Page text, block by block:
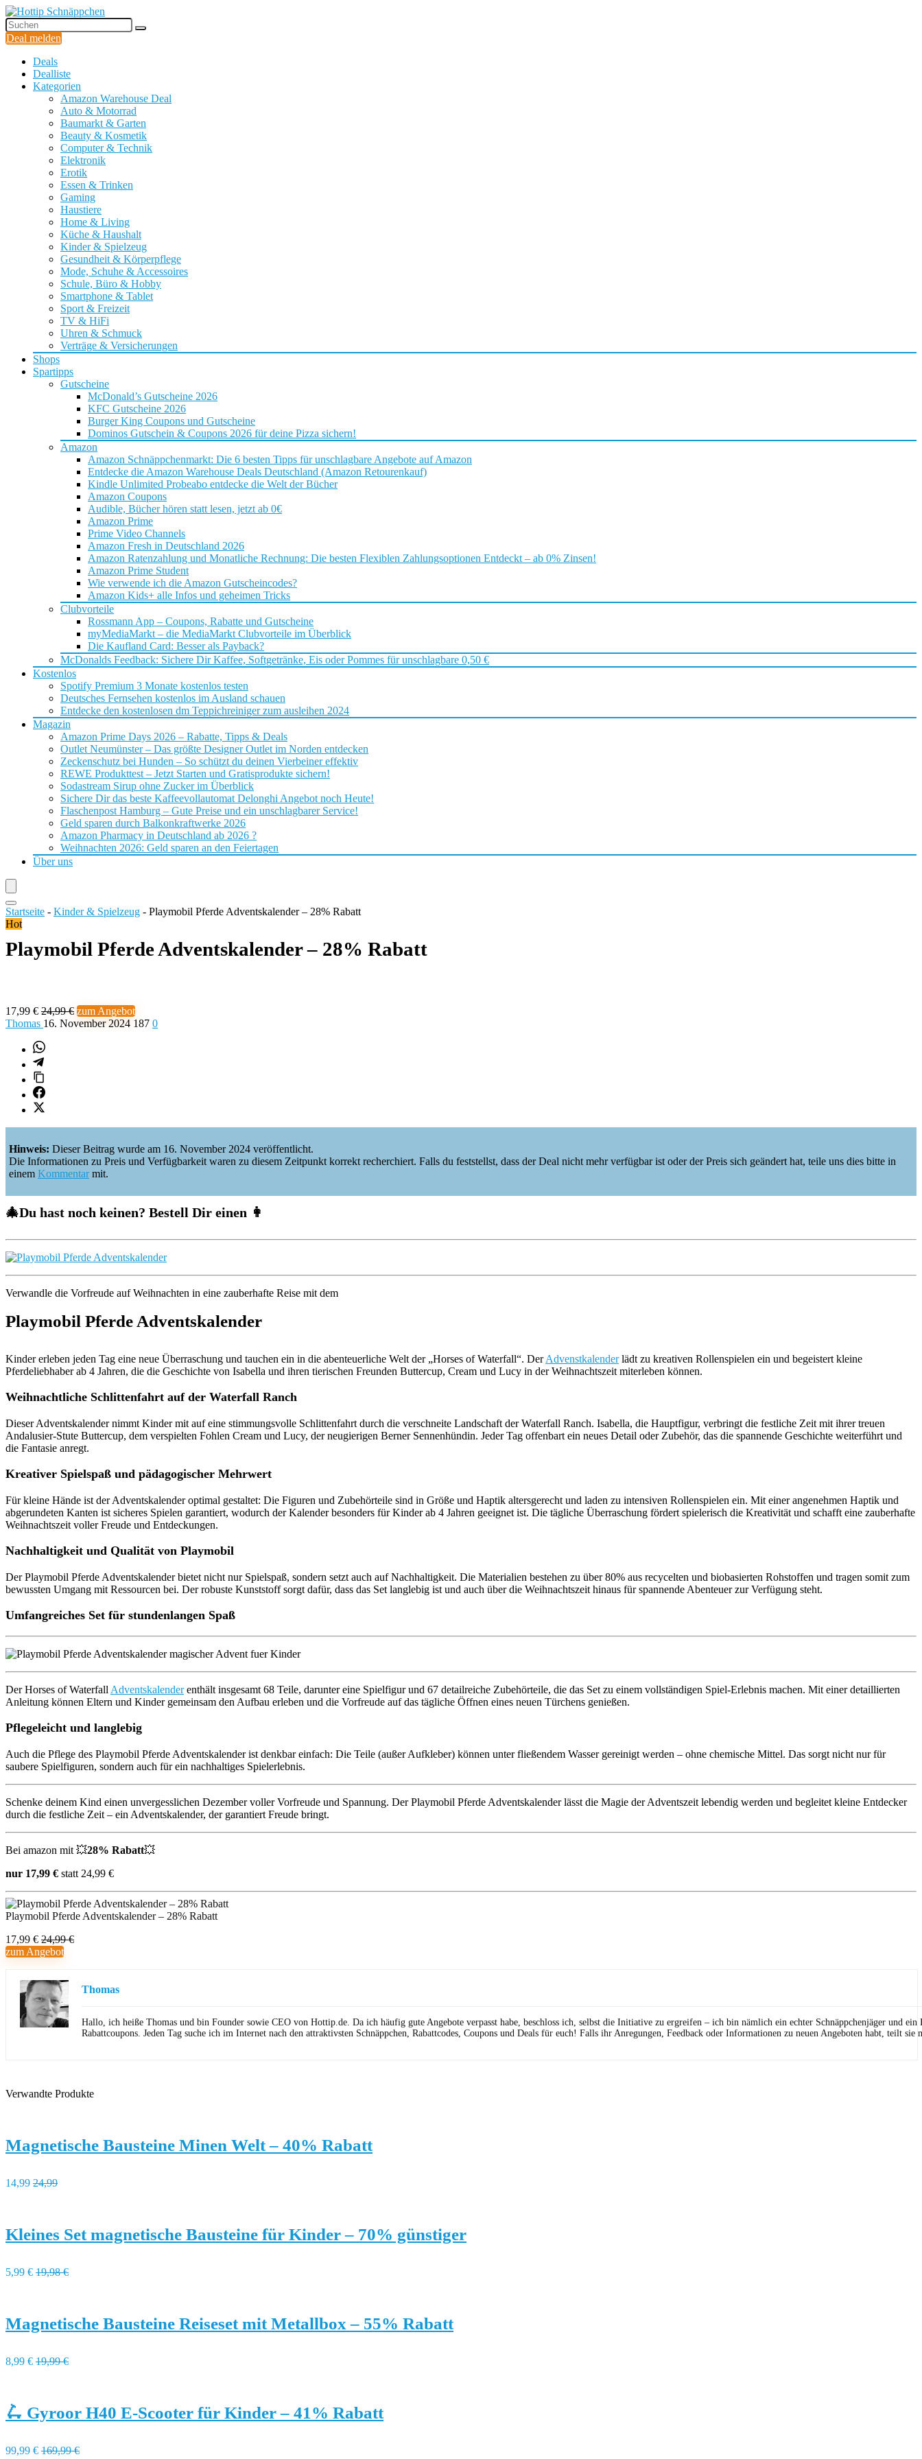
Deal melden
Deals
Dealliste
Kategorien
Amazon Warehouse Deal
Auto & Motorrad
Baumarkt & Garten
Beauty & Kosmetik
Computer & Technik
Elektronik
Erotik
Essen & Trinken
Gaming
Haustiere
Home & Living
Küche & Haushalt
Kinder & Spielzeug
Gesundheit & Körperpflege
Mode, Schuhe & Accessoires
Schule, Büro & Hobby
Smartphone & Tablet
Sport & Freizeit
TV & HiFi
Uhren & Schmuck
Verträge & Versicherungen
Shops
Spartipps
Gutscheine
McDonald’s Gutscheine 2026
KFC Gutscheine 2026
Burger King Coupons und Gutscheine
Dominos Gutschein & Coupons 2026 für deine Pizza sichern!
Amazon
Amazon Schnäppchenmarkt: Die 6 besten Tipps für unschlagbare Angebote auf Amazon
Entdecke die Amazon Warehouse Deals Deutschland (Amazon Retourenkauf)
Kindle Unlimited Probeabo entdecke die Welt der Bücher
Amazon Coupons
Audible, Bücher hören statt lesen, jetzt ab 0€
Amazon Prime
Prime Video Channels
Amazon Fresh in Deutschland 2026
Amazon Ratenzahlung und Monatliche Rechnung: Die besten Flexiblen Zahlungsoptionen Entdeckt – ab 0% Zinsen!
Amazon Prime Student
Wie verwende ich die Amazon Gutscheincodes?
Amazon Kids+ alle Infos und geheimen Tricks
Clubvorteile
Rossmann App – Coupons, Rabatte und Gutscheine
myMediaMarkt – die MediaMarkt Clubvorteile im Überblick
Die Kaufland Card: Besser als Payback?
McDonalds Feedback: Sichere Dir Kaffee, Softgetränke, Eis oder Pommes für unschlagbare 0,50 €
Kostenlos
Spotify Premium 3 Monate kostenlos testen
Deutsches Fernsehen kostenlos im Ausland schauen
Entdecke den kostenlosen dm Teppichreiniger zum ausleihen 2024
Magazin
Amazon Prime Days 2026 – Rabatte, Tipps & Deals
Outlet Neumünster – Das größte Designer Outlet im Norden entdecken
Zeckenschutz bei Hunden – So schützt du deinen Vierbeiner effektiv
REWE Produkttest – Jetzt Starten und Gratisprodukte sichern!
Sodastream Sirup ohne Zucker im Überblick
Sichere Dir das beste Kaffeevollautomat Delonghi Angebot noch Heute!
Flaschenpost Hamburg – Gute Preise und ein unschlagbarer Service!
Geld sparen durch Balkonkraftwerke 2026
Amazon Pharmacy in Deutschland ab 2026 ?
Weihnachten 2026: Geld sparen an den Feiertagen
Über uns
Startseite - Kinder & Spielzeug - Playmobil Pferde Adventskalender – 28% Rabatt
Hot
Playmobil Pferde Adventskalender – 28% Rabatt
17,99 € 24,99 € zum Angebot
Thomas 16. November 2024 187 0
Hinweis: Dieser Beitrag wurde am 16. November 2024 veröffentlicht.
Die Informationen zu Preis und Verfügbarkeit waren zu diesem Zeitpunkt korrekt recherchiert. Falls du feststellst, dass der Deal nicht mehr verfügbar ist oder der Preis sich geändert hat, teile uns dies bitte in
einem Kommentarmit.
🎄Du hast noch keinen? Bestell Dir einen 👩
Verwandle die Vorfreude auf Weihnachten in eine zauberhafte Reise mit dem
Playmobil Pferde Adventskalender
Kinder erleben jeden Tag eine neue Überraschung und tauchen ein in die abenteuerliche Welt der „Horses of Waterfall“. DerAdvenstkalenderlädt zu kreativen Rollenspielen ein und begeistert kleine
Pferdeliebhaber ab 4 Jahren, die die Geschichte von Isabella und ihren tierischen Freunden Buttercup, Cream und Lucy in der Weihnachtszeit miterleben können.
Weihnachtliche Schlittenfahrt auf der Waterfall Ranch
Dieser Adventskalender nimmt Kinder mit auf eine stimmungsvolle Schlittenfahrt durch die verschneite Landschaft der Waterfall Ranch. Isabella, die Hauptfigur, verbringt die festliche Zeit mit ihrer treuen
Andalusier-Stute Buttercup, dem verspielten Fohlen Cream und Lucy, der neugierigen Berner Sennenhündin. Jeder Tag offenbart ein neues Detail oder Zubehör, das die spannende Geschichte weiterführt und
die Fantasie anregt.
Kreativer Spielspaß und pädagogischer Mehrwert
Für kleine Hände ist der Adventskalender optimal gestaltet: Die Figuren und Zubehörteile sind in Größe und Haptik altersgerecht und laden zu intensiven Rollenspielen ein. Mit einer angenehmen Haptik und
abgerundeten Kanten ist sicheres Spielen garantiert, wodurch der Kalender besonders für Kinder ab 4 Jahren geeignet ist. Die tägliche Überraschung fördert spielerisch die Kreativität und schafft eine zauberhafte
Weihnachtszeit voller Freude und Entdeckungen.
Nachhaltigkeit und Qualität von Playmobil
Der Playmobil Pferde Adventskalender bietet nicht nur Spielspaß, sondern setzt auch auf Nachhaltigkeit. Die Materialien bestehen zu über 80% aus recycelten und biobasierten Rohstoffen und tragen somit zum
bewussten Umgang mit Ressourcen bei. Der robuste Kunststoff sorgt dafür, dass das Set langlebig ist und auch über die Weihnachtszeit hinaus für spannende Abenteuer zur Verfügung steht.
Umfangreiches Set für stundenlangen Spaß
Der Horses of Waterfall Adventskalenderenthält insgesamt 68 Teile, darunter eine Spielfigur und 67 detailreiche Zubehörteile, die das Set zu einem vollständigen Spiel-Erlebnis machen. Mit einer detaillierten
Anleitung können Eltern und Kinder gemeinsam den Aufbau erleben und die Vorfreude auf das tägliche Öffnen eines neuen Türchens genießen.
Pflegeleicht und langlebig
Auch die Pflege des Playmobil Pferde Adventskalender ist denkbar einfach: Die Teile (außer Aufkleber) können unter fließendem Wasser gereinigt werden – ohne chemische Mittel. Das sorgt nicht nur für
saubere Spielfiguren, sondern auch für ein nachhaltiges Spielerlebnis.
Schenke deinem Kind einen unvergesslichen Dezember voller Vorfreude und Spannung. Der Playmobil Pferde Adventskalender lässt die Magie der Adventszeit lebendig werden und begleitet kleine Entdecker
durch die festliche Zeit – ein Adventskalender, der garantiert Freude bringt.
Bei amazon mit 💥28% Rabatt💥
nur 17,99 € statt 24,99 €
Playmobil Pferde Adventskalender – 28% Rabatt
17,99 € 24,99 €
zum Angebot
Thomas
Hallo, ich heiße Thomas und bin Founder sowie CEO von Hottip.de. Da ich häufig gute Angebote verpasst habe, beschloss ich, selbst die Initiative zu ergreifen – ich bin nämlich ein echter Schnäppchenjäger und ein
Rabattcoupons. Jeden Tag suche ich im Internet nach den attraktivsten Schnäppchen, Rabattcodes, Coupons und Deals für euch! Falls ihr Anregungen, Feedback oder Informationen zu neuen Angeboten habt, teilt
Verwandte Produkte
Magnetische Bausteine Minen Welt – 40% Rabatt
14,99 24,99
Kleines Set magnetische Bausteine für Kinder – 70% günstiger
5,99 € 19,98 €
Magnetische Bausteine Reiseset mit Metallbox – 55% Rabatt
8,99 € 19,99 €
🛴 Gyroor H40 E-Scooter für Kinder – 41% Rabatt
99,99 € 169,99 €